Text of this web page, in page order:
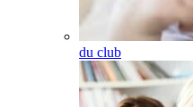
du club